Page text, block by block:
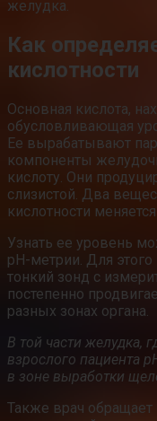
желудка.
Как
кислотности
Основная кислота,
обусловливающая
Ее вырабатывают
компоненты
кислоту. Они
слизистой. Два
кислотности
Узнать ее уровень
рН-метрии. Для
тонкий зонд с
постепенно
разных зонах органа.
В той части желудка,
взрослого пациента
в зоне выработки
Также врач